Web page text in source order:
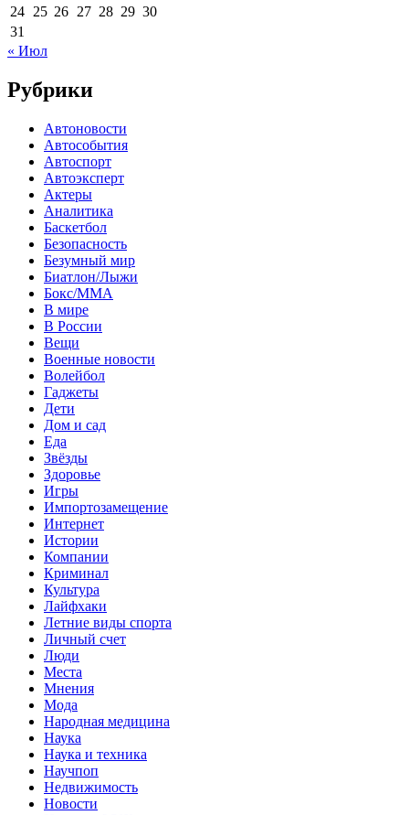
24 25 26 27 28 29 30
31
« Июл
Рубрики
Автоновости
Автособытия
Автоспорт
Автоэксперт
Актеры
Аналитика
Баскетбол
Безопасность
Безумный мир
Биатлон/Лыжи
Бокс/MMA
В мире
В России
Вещи
Военные новости
Волейбол
Гаджеты
Дети
Дом и сад
Еда
Звёзды
Здоровье
Игры
Импортозамещение
Интернет
Истории
Компании
Криминал
Культура
Лайфхаки
Летние виды спорта
Личный счет
Люди
Места
Мнения
Мода
Народная медицина
Наука
Наука и техника
Научпоп
Недвижимость
Новости